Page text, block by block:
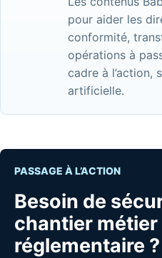
pour aider les
conformité,
opérations à
cadre à l’action,
artificielle.
PASSAGE À L’ACTION
Besoin de
chantier métier
réglementaire ?